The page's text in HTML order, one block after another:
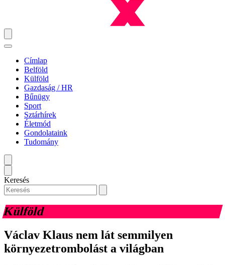
Címlap
Belföld
Külföld
Gazdaság / HR
Bűnügy
Sport
Sztárhírek
Életmód
Gondolataink
Tudomány
Keresés
Külföld
Václav Klaus nem lát semmilyen
környezetrombolást a világban